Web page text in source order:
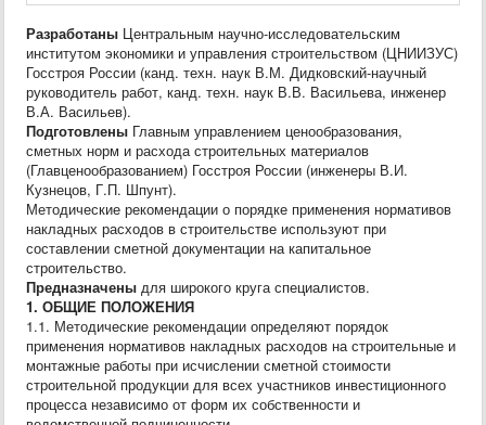
Разработаны Центральным научно-исследовательским
институтом экономики и управления строительством (ЦНИИЗУС)
Госстроя России (канд. техн. наук В.М. Дидковский-научный
руководитель работ, канд. техн. наук В.В. Васильева, инженер
В.А. Васильев).
Подготовлены Главным управлением ценообразования,
сметных норм и расхода строительных материалов
(Главценообразованием) Госстроя России (инженеры В.И.
Кузнецов, Г.П. Шпунт).
Методические рекомендации о порядке применения нормативов
накладных расходов в строительстве используют при
составлении сметной документации на капитальное
строительство.
Предназначены для широкого круга специалистов.
1. ОБЩИЕ ПОЛОЖЕНИЯ
1.1. Методические рекомендации определяют порядок
применения нормативов накладных расходов на строительные и
монтажные работы при исчислении сметной стоимости
строительной продукции для всех участников инвестиционного
процесса независимо от форм их собственности и